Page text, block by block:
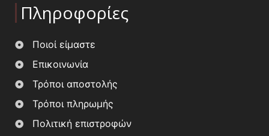
Πληροφορίες
Ποιοί είμαστε
Επικοινωνία
Τρόποι αποστολής
Τρόποι πληρωμής
Πολιτική επιστροφών